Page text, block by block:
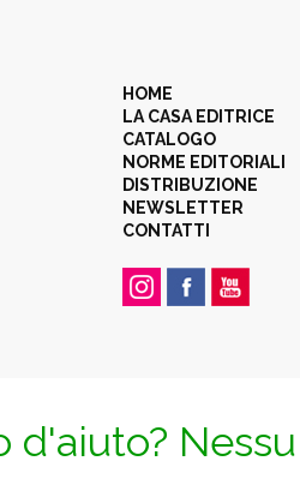
HOME
LA CASA EDITRICE
CATALOGO
NORME EDITORIALI
DISTRIBUZIONE
NEWSLETTER
CONTATTI
d'aiuto?